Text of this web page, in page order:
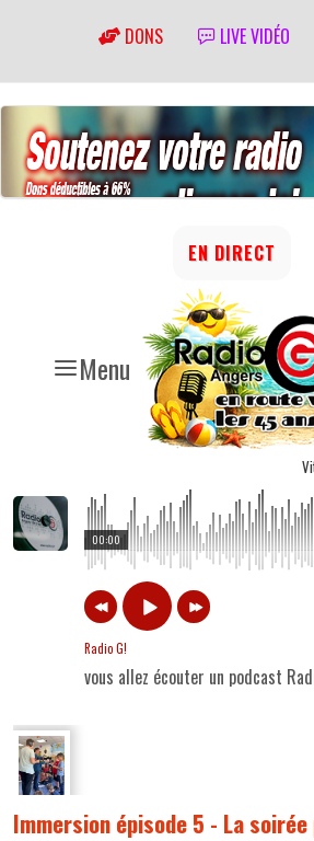
DONS LIVE VIDÉO
Menu
EN DIRECT
00:00
Radio G!
vous allez écouter un podcast
Immersion épisode 5 - La soirée